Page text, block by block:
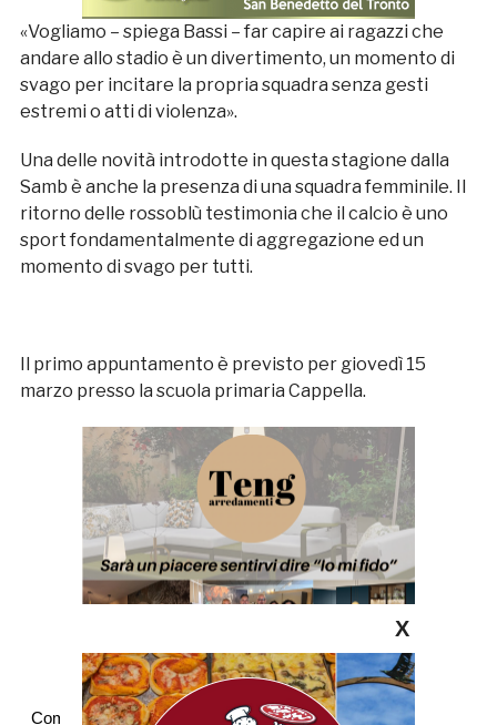
«Vogliamo – spiega Bassi – far capire ai ragazzi che
andare allo stadio è un divertimento, un momento di
svago per incitare la propria squadra senza gesti
estremi o atti di violenza».
Una delle novità introdotte in questa stagione dalla
Samb è anche la presenza di una squadra femminile. Il
ritorno delle rossoblù testimonia che il calcio è uno
sport fondamentalmente di aggregazione ed un
momento di svago per tutti.
Il primo appuntamento è previsto per giovedì 15
marzo presso la scuola primaria Cappella.
Commenti
X